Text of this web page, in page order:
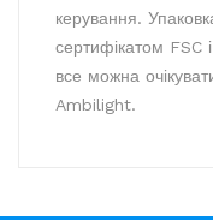
керування.
сертифікатом FSC
все можна
Ambilight.